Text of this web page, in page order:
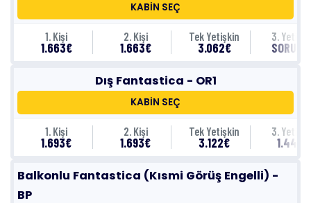
KABİN SEÇ
1. Kişi
1.663€
2. Kişi
1.663€
Tek Yetişkin
3.062€
3.
Dış Fantastica - OR1
KABİN SEÇ
1. Kişi
1.693€
2. Kişi
1.693€
Tek Yetişkin
3.122€
3.
1.443€
Balkonlu Fantastica (Kısmi Görüş Engelli) -
BP